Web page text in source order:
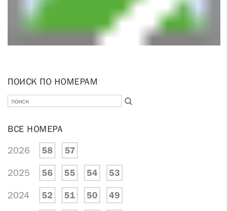
ПОИСК ПО НОМЕРАМ
ВСЕ НОМЕРА
2026 58 57
2025 56 55 54 53
2024 52 51 50 49